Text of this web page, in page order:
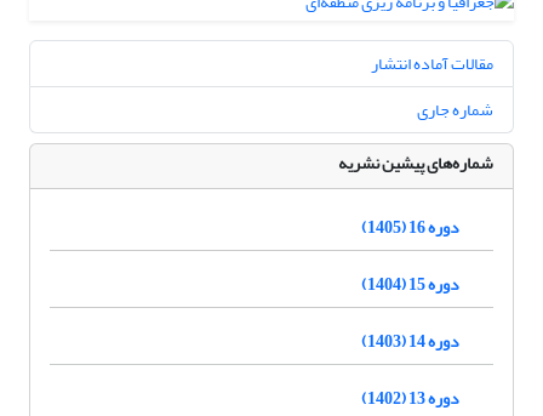
مقالات آماده انتشار
شماره جاری
شماره‌های پیشین نشریه
دوره 16 (1405)
دوره 15 (1404)
دوره 14 (1403)
دوره 13 (1402)